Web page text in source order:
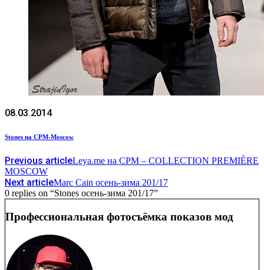
08.03.2014
Stones на CPM-Moscow
Previous articleLeya.me на CPM – COLLECTION PREMIÈRE
MOSCOW
Next articleMarc Cain осень-зима 201/17
0 replies on “Stones осень-зима 201/17”
Профессиональная фотосъёмка показов мод